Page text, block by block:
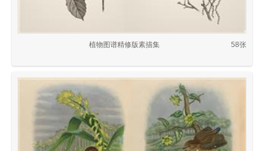
植物图谱精修版素描集 58张